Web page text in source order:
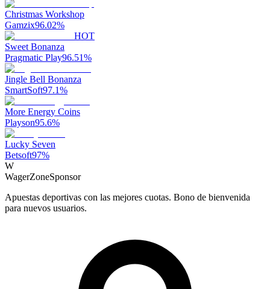
Christmas Workshop
Gamzix96.02%
HOT
Sweet Bonanza
Pragmatic Play96.51%
Jingle Bell Bonanza
SmartSoft97.1%
More Energy Coins
Playson95.6%
Lucky Seven
Betsoft97%
W
WagerZoneSponsor
Apuestas deportivas con las mejores cuotas. Bono de bienvenida
para nuevos usuarios.